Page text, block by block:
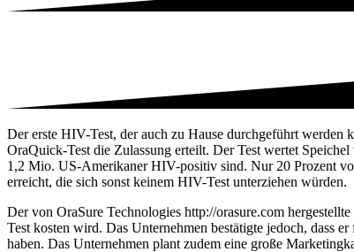
Der erste HIV-Test, der auch zu Hause durchgeführt
OraQuick-Test die Zulassung erteilt. Der Test wertet
1,2 Mio. US-Amerikaner HIV-positiv sind. Nur 20 Prozent
erreicht, die sich sonst keinem HIV-Test unterziehen würden.
Der von OraSure Technologies http://orasure.com
Test kosten wird. Das Unternehmen bestätigte jedoch, dass
haben. Das Unternehmen plant zudem eine große